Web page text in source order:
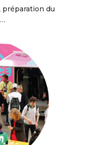
préparation du